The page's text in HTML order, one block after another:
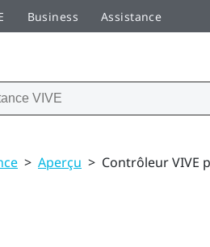
Business Assistance
> Aperçu > Contrôleur VIVE